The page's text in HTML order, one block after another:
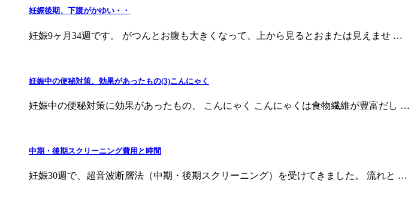
妊娠後期、下腹がかゆい・・
妊娠9ヶ月34週です。 がつんとお腹も大きくなって、上から見るとおまたは見えませ …
妊娠中の便秘対策、効果があったもの(3)こんにゃく
妊娠中の便秘対策に効果があったもの、 こんにゃく こんにゃくは食物繊維が豊富だし …
中期・後期スクリーニング費用と時間
妊娠30週で、超音波断層法（中期・後期スクリーニング）を受けてきました。 流れと …